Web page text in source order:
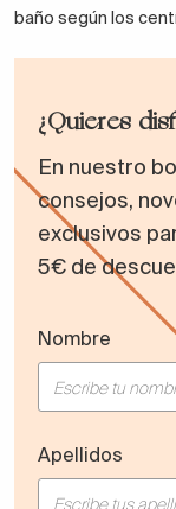
baño según los
¿Quieres
En nuestro
consejos,
exclusivos
5€ de
Nombre
Apellidos